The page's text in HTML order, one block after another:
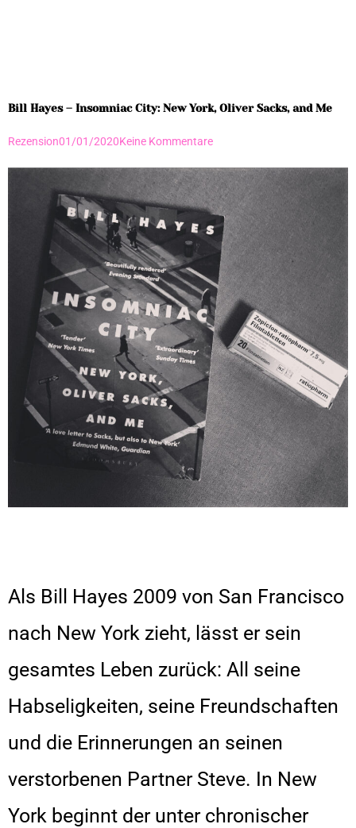
Bill Hayes – Insomniac City: New York, Oliver Sacks, and Me
Rezension01/01/2020Keine Kommentare
Als Bill Hayes 2009 von San Francisco
nach New York zieht, lässt er sein
gesamtes Leben zurück: All seine
Habseligkeiten, seine Freundschaften
und die Erinnerungen an seinen
verstorbenen Partner Steve. In New
York beginnt der unter chronischer